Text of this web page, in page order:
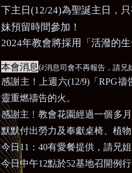
下主日(12/24)為聖誕主日，
妹預留時間參加！
2024年教會將採用「活潑的
本會消息(ê消息司會不再報告，請兄
感謝主！上週六(12/9)「RPG禱
靈重燃禱告的火。
感謝主 ﹗教會花園經過一個多
默默付出勞力及奉獻桌椅、植物
今日11 ： 40有愛餐提供，請兄
今日中午12點於52基地召開例